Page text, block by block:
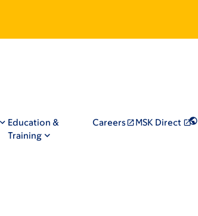
Education &
Training
Careers MSK Direct